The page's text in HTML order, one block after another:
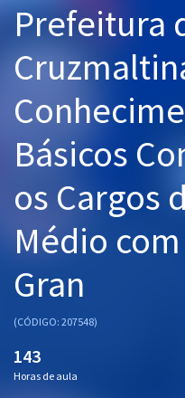
Cursos 20% OFF
Pós
Graduação
OAB
Questões grátis
Prefeitura
Básicos
os Cargos
Médio
Gran
(CÓDIGO: 207548)
143
Horas de aula